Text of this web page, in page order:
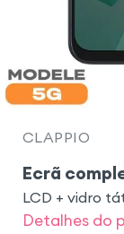
CLAPPIO
Ecrã
LCD + vidro
Detalhes do